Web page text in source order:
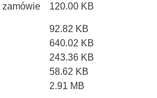
zamówie
120.00 KB
92.82 KB
640.02 KB
243.36 KB
58.62 KB
2.91 MB